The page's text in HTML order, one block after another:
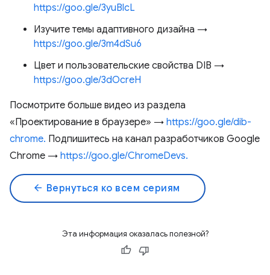
https://goo.gle/3yuBlcL
Изучите темы адаптивного дизайна →
https://goo.gle/3m4dSu6
Цвет и пользовательские свойства DIB →
https://goo.gle/3dOcreH
Посмотрите больше видео из раздела
«Проектирование в браузере» → https://goo.gle/dib-
chrome. Подпишитесь на канал разработчиков Google
Chrome → https://goo.gle/ChromeDevs.
arrow_back Вернуться ко всем сериям
Эта информация оказалась полезной?